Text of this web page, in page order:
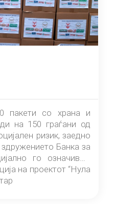
пакети со храна и
на 150 граѓани од
ризик, заедно
Банка за
го означивме
на проектот “Нула